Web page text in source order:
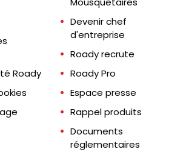
Roady
Devenir chef
d'entreprise
Roady recrute
Roady Pro
Espace presse
Rappel produits
Documents
réglementaires